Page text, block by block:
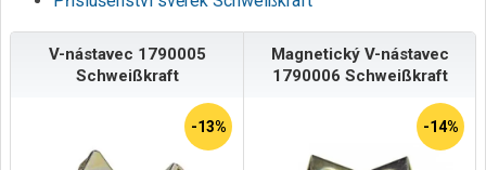
V-nástavec 1790005
Schweißkraft
-13%
Magnetický V-nástavec
1790006 Schweißkraft
-14%